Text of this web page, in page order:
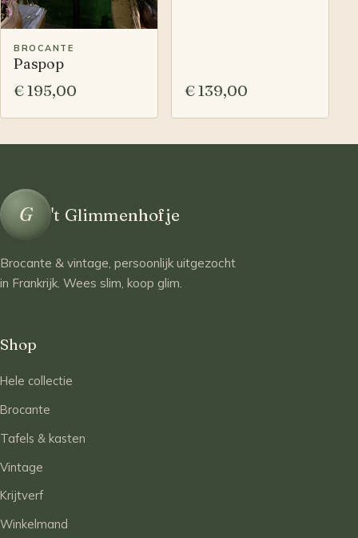
BROCANTE
Paspop
€ 195,00 € 139,00
G 't Glimmenhofje
Brocante & vintage, persoonlijk uitgezocht
in Frankrijk. Wees slim, koop glim.
Shop
Hele collectie
Brocante
Tafels & kasten
Vintage
Krijtverf
Winkelmand